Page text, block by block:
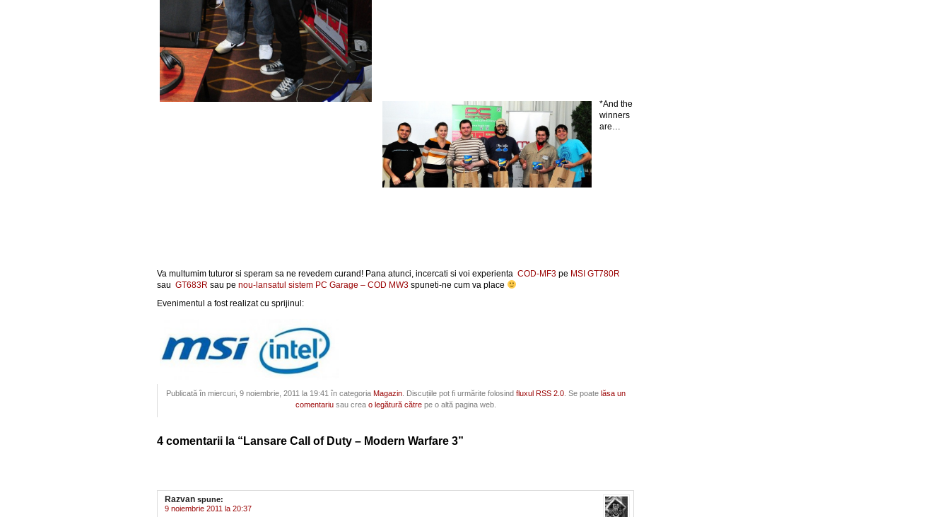
*And the
winners
are…
Va multumim tuturor si speram sa ne revedem curand! Pana atunci, incercati si voi experienta COD-MF3 pe MSI GT780R
sau GT683R sau pe nou-lansatul sistem PC Garage – COD MW3 spuneti-ne cum va place
Evenimentul a fost realizat cu sprijinul:
Publicată în miercuri, 9 noiembrie, 2011 la 19:41 în categoria Magazin . Discuțiile pot fi urmărite folosind fluxul RSS 2.0 . Se poate lăsa un
comentariu sau crea o legătură către pe o altă pagina web.
4 comentarii la “Lansare Call of Duty – Modern Warfare 3”
Razvan spune:
9 noiembrie 2011 la 20:37